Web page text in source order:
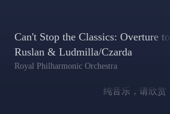
Can't Stop the Classics: Overture to
Ruslan & Ludmilla/Czarda
Royal Philharmonic Orchestra
纯音乐，请欣赏